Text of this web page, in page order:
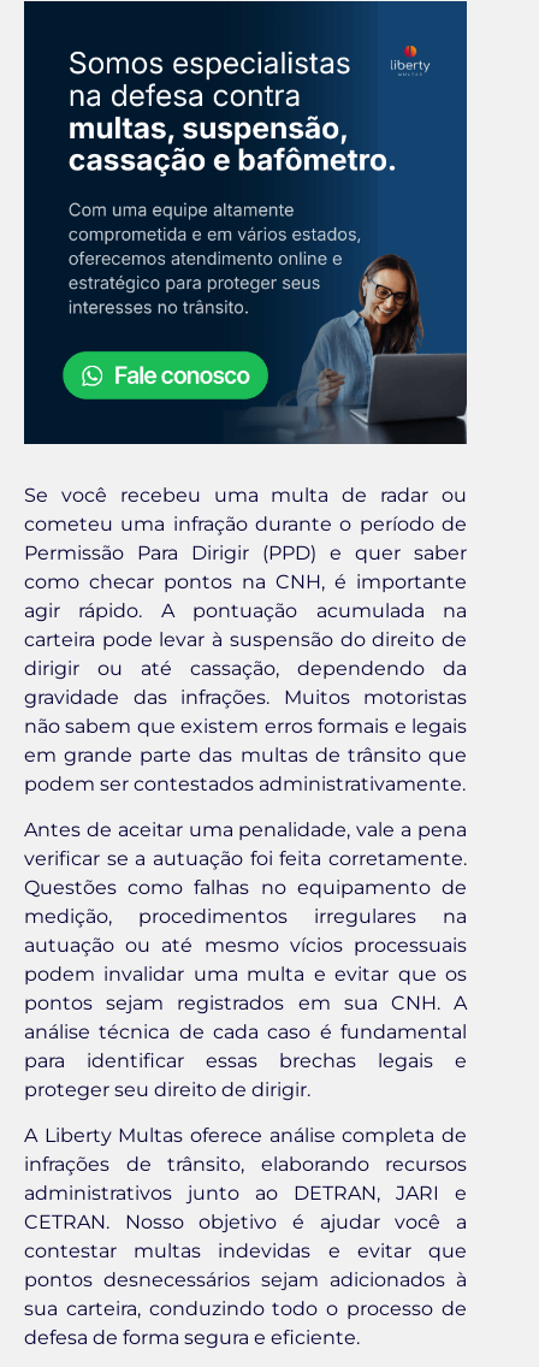
Se você recebeu uma multa de radar ou
cometeu uma infração durante o período de
Permissão Para Dirigir (PPD) e quer saber
como checar pontos na CNH, é importante
agir rápido. A pontuação acumulada na
carteira pode levar à suspensão do direito de
dirigir ou até cassação, dependendo da
gravidade das infrações. Muitos motoristas
não sabem que existem erros formais e legais
em grande parte das multas de trânsito que
podem ser contestados administrativamente.
Antes de aceitar uma penalidade, vale a pena
verificar se a autuação foi feita corretamente.
Questões como falhas no equipamento de
medição, procedimentos irregulares na
autuação ou até mesmo vícios processuais
podem invalidar uma multa e evitar que os
pontos sejam registrados em sua CNH. A
análise técnica de cada caso é fundamental
para identificar essas brechas legais e
proteger seu direito de dirigir.
A Liberty Multas oferece análise completa de
infrações de trânsito, elaborando recursos
administrativos junto ao DETRAN, JARI e
CETRAN. Nosso objetivo é ajudar você a
contestar multas indevidas e evitar que
pontos desnecessários sejam adicionados à
sua carteira, conduzindo todo o processo de
defesa de forma segura e eficiente.